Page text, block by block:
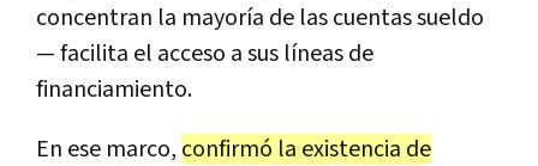
concentran la mayoría de las cuentas sueldo
— facilita el acceso a sus líneas de
financiamiento.
En ese marco, confirmó la existencia de